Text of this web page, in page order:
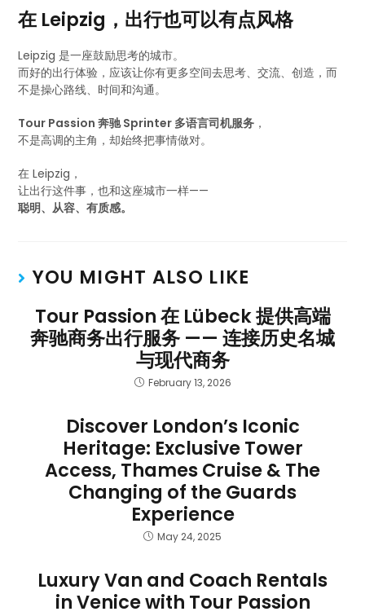
在 Leipzig，出行也可以有点风格
Leipzig 是一座鼓励思考的城市。
而好的出行体验，应该让你有更多空间去思考、交流、创造，而
不是操心路线、时间和沟通。
Tour Passion 奔驰 Sprinter 多语言司机服务 ，
不是高调的主角，却始终把事情做对。
在 Leipzig，
让出行这件事，也和这座城市一样——
聪明、从容、有质感。
YOU MIGHT ALSO LIKE
Tour Passion 在 Lübeck 提供高端
奔驰商务出行服务 —— 连接历史名城
与现代商务
February 13, 2026
Discover London’s Iconic
Heritage: Exclusive Tower
Access, Thames Cruise & The
Changing of the Guards
Experience
May 24, 2025
Luxury Van and Coach Rentals
in Venice with Tour Passion